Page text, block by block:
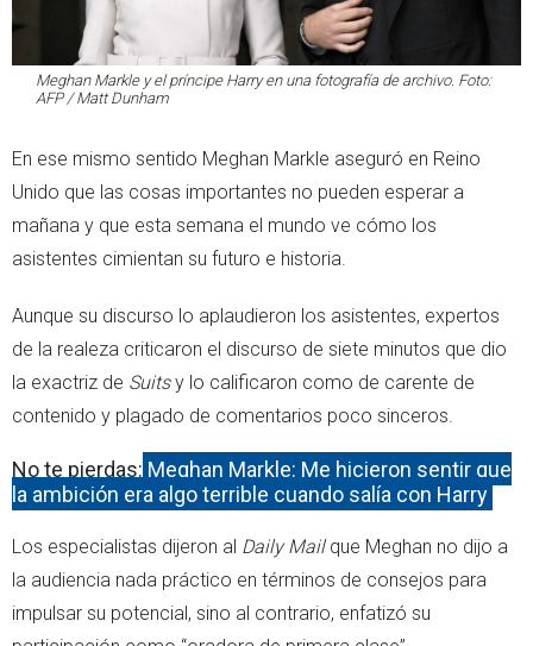
Meghan Markle y el príncipe Harry en una fotografía de archivo. Foto:
AFP / Matt Dunham
En ese mismo sentido Meghan Markle aseguró en Reino
Unido que las cosas importantes no pueden esperar a
mañana y que esta semana el mundo ve cómo los
asistentes cimientan su futuro e historia.
Aunque su discurso lo aplaudieron los asistentes, expertos
de la realeza criticaron el discurso de siete minutos que dio
la exactriz de Suitsy lo calificaron como de carente de
contenido y plagado de comentarios poco sinceros.
No te pierdas: Meghan Markle: Me hicieron sentir que
la ambición era algo terrible cuando salía con Harry
Los especialistas dijeron al Daily Mailque Meghan no dijo a
la audiencia nada práctico en términos de consejos para
impulsar su potencial, sino al contrario, enfatizó su